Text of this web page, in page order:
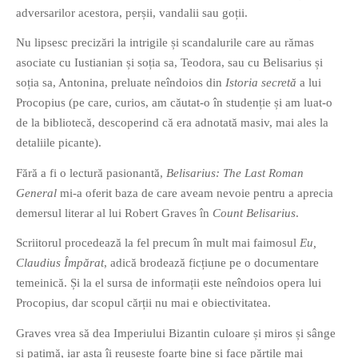
adversarilor acestora, perșii, vandalii sau goții.
Nu lipsesc precizări la intrigile și scandalurile care au rămas
asociate cu Iustianian și soția sa, Teodora, sau cu Belisarius și
soția sa, Antonina, preluate neîndoios din Istoria secretă a lui
Procopius (pe care, curios, am căutat-o în studenție și am luat-o
de la bibliotecă, descoperind că era adnotată masiv, mai ales la
detaliile picante).
Fără a fi o lectură pasionantă, Belisarius: The Last Roman
General mi-a oferit baza de care aveam nevoie pentru a aprecia
demersul literar al lui Robert Graves în Count Belisarius.
Scriitorul procedează la fel precum în mult mai faimosul Eu,
Claudius Împărat, adică brodează ficțiune pe o documentare
temeinică. Și la el sursa de informații este neîndoios opera lui
Procopius, dar scopul cărții nu mai e obiectivitatea.
Graves vrea să dea Imperiului Bizantin culoare și miros și sânge
și patimă, iar asta îi reușește foarte bine și face părțile mai